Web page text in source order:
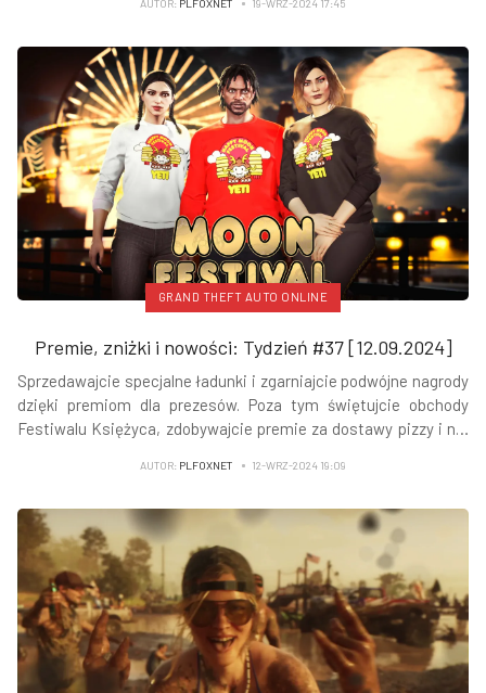
AUTOR: PLFOXNET 19-WRZ-2024 17:45
GRAND THEFT AUTO ONLINE
Premie, zniżki i nowości: Tydzień #37 [12.09.2024]
Sprzedawajcie specjalne ładunki i zgarniajcie podwójne nagrody
dzięki premiom dla prezesów. Poza tym świętujcie obchody
Festiwalu Księżyca, zdobywajcie premie za dostawy pizzy i nie
AUTOR: PLFOXNET 12-WRZ-2024 19:09